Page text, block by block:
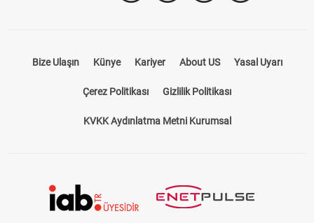
Bize Ulaşın Künye Kariyer About US Yasal Uyarı
Çerez Politikası Gizlilik Politikası
KVKK Aydınlatma Metni Kurumsal